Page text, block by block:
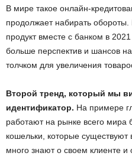
В мире такое онлайн-
продолжает набирать
продукт вместе с банком в
больше перспектив и шансов
толчком для увеличения
Второй тренд, который мы
идентификатор. На примере
работают на рынке всего мира
кошельки, которые
много знают о своем клиенте и